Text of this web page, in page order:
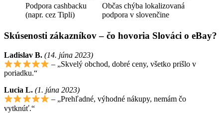
Podpora cashbacku
(napr. cez Tipli)
Občas chýba lokalizovaná
podpora v slovenčine
Skúsenosti zákazníkov – čo hovoria Slováci o eBay?
Ladislav B. (14. júna 2023)
– „Skvelý obchod, dobré ceny, všetko prišlo v
poriadku.“
Lucia L. (1. júna 2023)
– „Prehľadné, výhodné nákupy, nemám čo
vytknúť.“